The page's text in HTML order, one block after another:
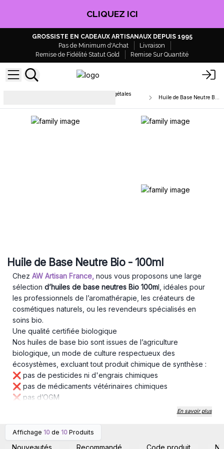
CLIQUEZ ICI
GROSSISTE EN CADEAUX ARTISANAUX DEPUIS 1995
Pas de Minimum d'Achat
Livraison
Remise de Fidélité Statut Gold
Remise Sur Quantité
Supports de Massage & Huiles Végétales
Huile de Base Neutre Bio - 100ml
Huile de Base Neutre Bio - 100ml
Chez AW Artisan France,nous vous proposons une large
sélection d’huiles de base neutres Bio 100ml, idéales pour
les professionnels de l’aromathérapie, les créateurs de
cosmétiques naturels, ou les revendeurs spécialisés en
soins bio.
Une qualité certifiée biologique
Nos huiles de base bio sont issues de l’agriculture
biologique, un mode de culture respectueux des
écosystèmes, excluant tout produit chimique de synthèse :
❌ pas de pesticides ni d'engrais chimiques
❌ pas de médicaments vétérinaires chimiques
❌ pas d’OGM
Chaque huile est 100% naturelle, pure et végétale, obtenue
douces pour préserver toutes les propriétés actives de la
En savoir plus
Affichage 10 de 10 Produits
Nouveautés Recommandé Code produit
Connectez-vous ou
inscrivez-vous pour
inscrivez-vous pour